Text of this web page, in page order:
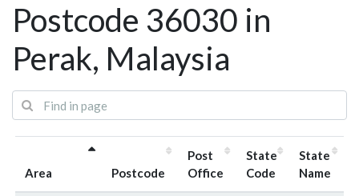
Postcode 36030 in
Perak, Malaysia
Area Postcode
Post
Office
State
Code
State
Name